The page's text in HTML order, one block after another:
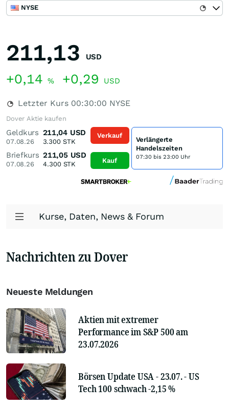
NYSE
211,13 USD
+0,14 % +0,29 USD
Letzter Kurs 00:30:00 NYSE
Dover Aktie kaufen
Geldkurs
07.08.26
211,04 USD
3.300STK
Briefkurs
07.08.26
211,05 USD
4.300STK
Verkauf
Kauf
Verlängerte
Handelszeiten
07:30 bis 23:00 Uhr
Kurse, Daten, News & Forum
Nachrichten zu Dover
Neueste Meldungen
Aktien mit extremer
Performance im S&P 500 am
23.07.2026
Börsen Update USA - 23.07. - US
Tech 100 schwach -2,15 %